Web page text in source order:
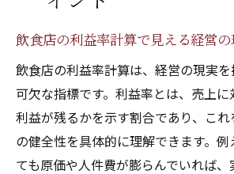
飲食店の利益率計算で見える経営
飲食店の利益率計算は、経営の現実
可欠な指標です。利益率とは、売上
利益が残るかを示す割合であり、こ
の健全性を具体的に理解できます。例
ても原価や人件費が膨らんでいれば